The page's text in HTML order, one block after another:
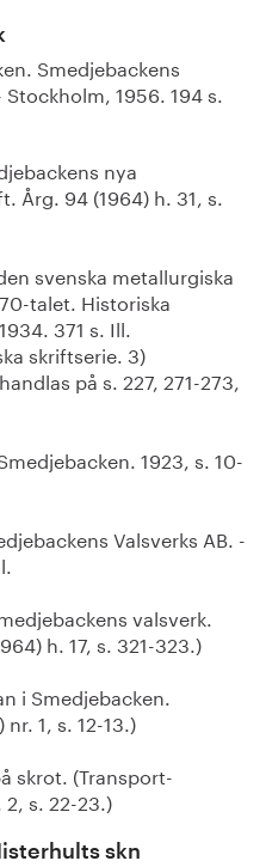
Smedjebackens
1956. 194 s.
nya
Årg. 94 (1964) h. 31, s.
svenska metallurgiska
talet. Historiska
371 s. Ill.
skriftserie. 3)
på s. 227, 271-273,
1923, s. 10-
Valsverks AB. -
valsverk.
h. 17, s. 321-323.)
i Smedjebacken.
1, s. 12-13.)
skrot. (Transport-
s. 22-23.)
skn